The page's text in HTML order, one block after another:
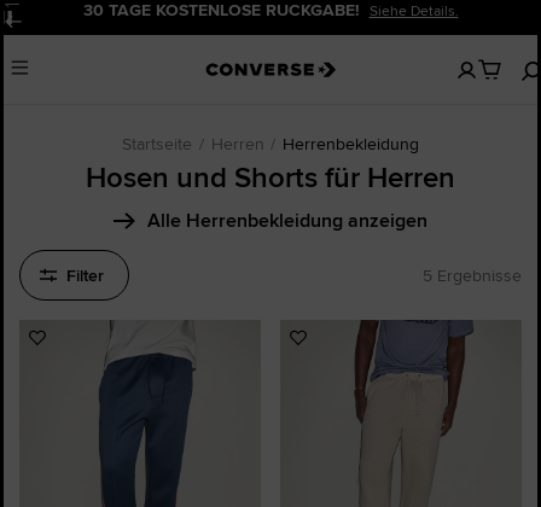
Pause 30 TAGE KOSTENLOSE RÜCKGABE! Siehe Details.
Menu
Keine
artikel
Startseite Herren Herrenbekleidung
Hosen und Shorts für Herren
Alle Herrenbekleidung anzeigen
Filter 5 Ergebnisse
Zu
Favoriten
hinzufügen
Zu
hinzufügen